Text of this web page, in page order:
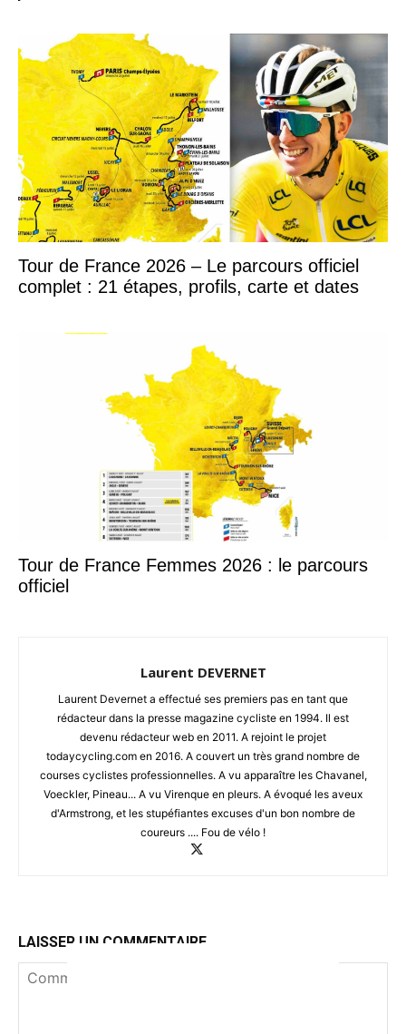
Tour de France 2026 – Le parcours officiel
complet : 21 étapes, profils, carte et dates
Tour de France Femmes 2026 : le parcours
officiel
Laurent DEVERNET
Laurent Devernet a effectué ses premiers pas en tant que
rédacteur dans la presse magazine cycliste en 1994. Il est
devenu rédacteur web en 2011. A rejoint le projet
todaycycling.com en 2016. A couvert un très grand nombre de
courses cyclistes professionnelles. A vu apparaître les Chavanel,
Voeckler, Pineau... A vu Virenque en pleurs. A évoqué les aveux
d'Armstrong, et les stupéfiantes excuses d'un bon nombre de
coureurs .... Fou de vélo !
LAISSER UN COMMENTAIRE